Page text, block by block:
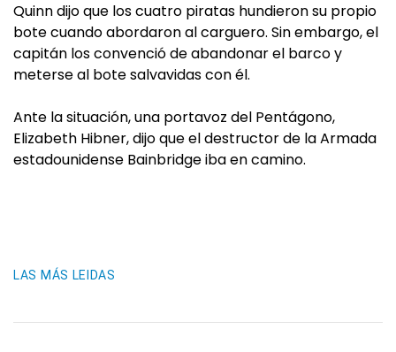
Quinn dijo que los cuatro piratas hundieron su propio
bote cuando abordaron al carguero. Sin embargo, el
capitán los convenció de abandonar el barco y
meterse al bote salvavidas con él.
Ante la situación, una portavoz del Pentágono,
Elizabeth Hibner, dijo que el destructor de la Armada
estadounidense Bainbridge iba en camino.
LAS MÁS LEIDAS